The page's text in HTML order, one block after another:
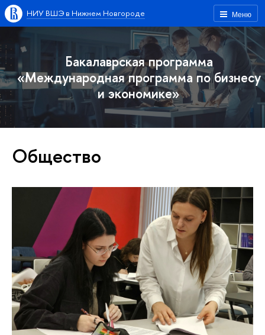
Меню
НИУ ВШЭ в Нижнем Новгороде
Бакалаврская программа
«Международная программа по бизнесу
и экономике»
Общество